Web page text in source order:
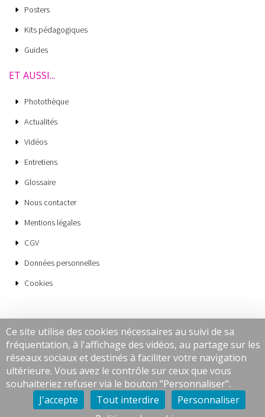
Posters
Kits pédagogiques
Guides
ET AUSSI...
Photothèque
Actualités
Vidéos
Entretiens
Glossaire
Nous contacter
Mentions légales
CGV
Données personnelles
Cookies
Ce site utilise des cookies nécessaires au suivi de sa
fréquentation, à l'affichage des vidéos, au partage sur les
réseaux sociaux et destinés à faciliter votre navigation
ultérieure. Vous avez le contrôle sur ceux que vous
souhaiteriez refuser via le bouton "Personnaliser".
J'accepte
Tout interdire
Personnaliser